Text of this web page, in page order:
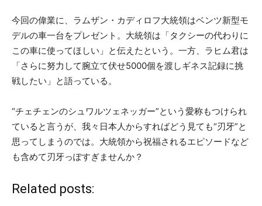
今回の偉業に、ラムザン・カディロフ大統領はベンツ新型モ
デルの車一台をプレゼント。大統領は「タクシーの代わりに
この車に使ってほしい」と伝えたという。一方、ラヒム君は
「さらに努力して腕立て伏せ5000個を渡しギネス記録に挑
戦したい」と語っている。
“チェチェンのシュワルツェネッガー”という愛称もつけられ
ていると言うが、我々日本人からすればどう見ても“刃牙”と
思ってしまうのでは。大統領から祝福されるエピソードなど
も含めて刃牙っぽすぎませんか？
Related posts: